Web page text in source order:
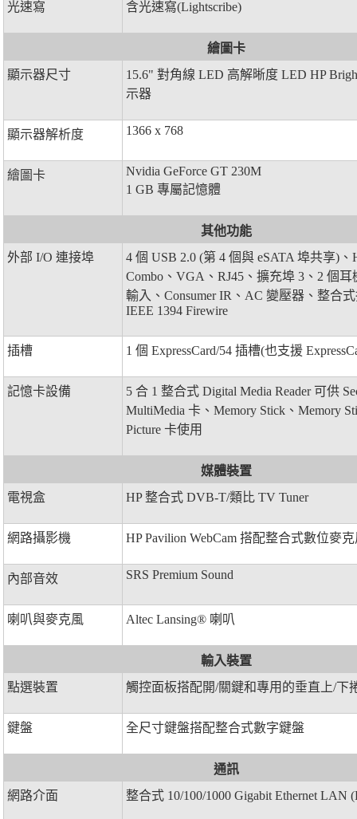
光速寫 含光速寫(Lightscribe)
繪圖卡
顯示器尺寸
15.6" 對角線 LED 高解晰度 LED HP
示器
顯示器解析度 1366 x 768
繪圖卡
Nvidia GeForce GT 230M
1 GB 專屬記憶體
其他功能
外部 I/O 連接埠
4 個 USB 2.0 (第 4 個與 eSATA 埠共享)
Combo、VGA、RJ45、擴充埠 3、2 個
輸入、Consumer IR、AC 變壓器、整合
IEEE 1394 Firewire
插槽 1 個 ExpressCard/54 插槽(也支援
記憶卡設備
5 合 1 整合式 Digital Media Reader 可供
MultiMedia 卡、Memory Stick、Memory
Picture 卡使用
媒體裝置
電視盒
HP 整合式 DVB-T/類比 TV Tuner
網路攝影機 HP Pavilion WebCam 搭配整合式數位麥
內部音效 SRS Premium Sound
喇叭與麥克風 Altec Lansing® 喇叭
輸入裝置
點選裝置
觸控面板搭配開/關鍵和專用的垂直上/下
鍵盤 全尺寸鍵盤搭配整合式數字鍵盤
通訊
網路介面
整合式 10/100/1000 Gigabit Ethernet LAN